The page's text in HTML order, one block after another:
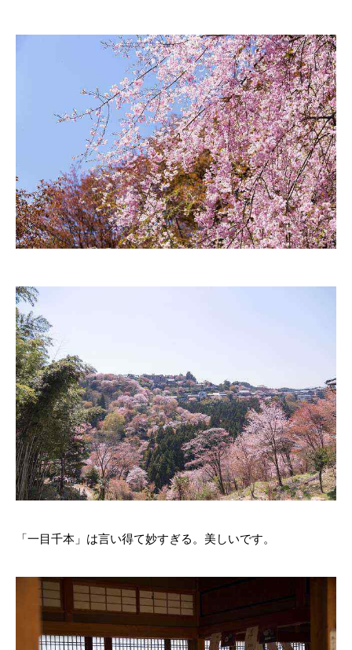
「一目千本」は言い得て妙すぎる。美しいです。